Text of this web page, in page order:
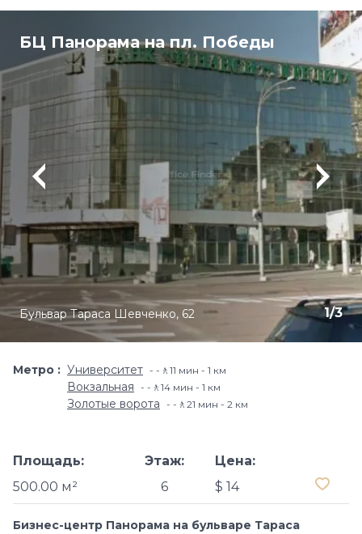
БЦ Панорама на пл. Победы
1/3
Бульвар Тараса Шевченко, 62
Метро Университет -🚶11 мин - 1 км
Вокзальная -🚶14 мин - 1 км
Золотые ворота -🚶21 мин - 2 км
Площадь:
500.00 м²
Этаж:
6
Цена:
$ 14
Бизнес-центр Панорама на бульваре Тараса